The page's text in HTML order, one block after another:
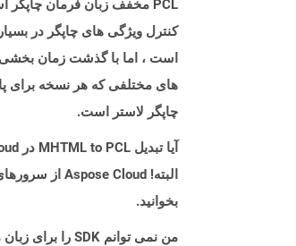
است ، اما با گذشت زمان
چاپگر لاستر است.
آیا تبدیل MHTML to PCL در Cloud ایمن است؟
بخوانید.
من نمی توانم SDK را برای زبان مورد علاقه خود پیدا کنم. باید چکار کنم؟